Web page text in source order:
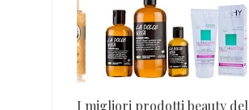
I migliori prodotti beauty del